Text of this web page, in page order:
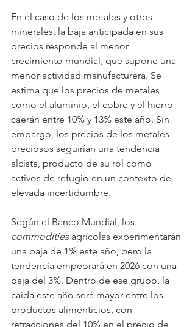
En el caso de los metales y otros
minerales, la baja anticipada en sus
precios responde al menor
crecimiento mundial, que supone una
menor actividad manufacturera. Se
estima que los precios de metales
como el aluminio, el cobre y el hierro
caerán entre 10% y 13% este año. Sin
embargo, los precios de los metales
preciosos seguirían una tendencia
alcista, producto de su rol como
activos de refugio en un contexto de
elevada incertidumbre.
Según el Banco Mundial, los
commodities agrícolas experimentarán
una baja de 1% este año, pero la
tendencia empeorará en 2026 con una
baja del 3%. Dentro de ese grupo, la
caída este año será mayor entre los
productos alimenticios, con
retracciones del 10% en el precio de